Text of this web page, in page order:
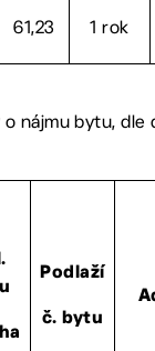
61,23 1 rok
nájmu bytu, dle
Podlaží
č. bytu